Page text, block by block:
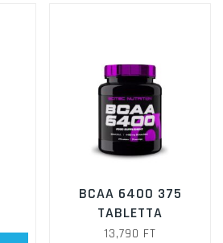
BCAA 6400 375
TABLETTA
13,790 FT